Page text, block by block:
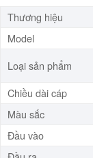
Thương hiệu
Model
Loại sản phẩm
Chiều dài cáp
Màu sắc
Đầu vào